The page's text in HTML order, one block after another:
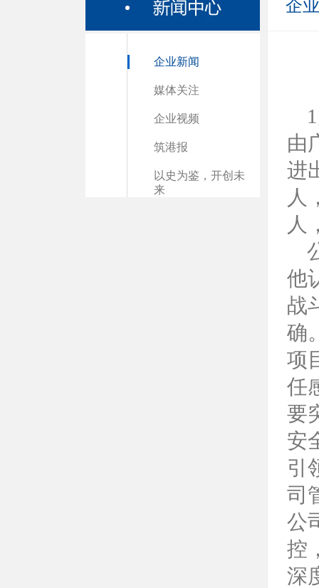
企业新闻
媒体关注
企业视频
筑港报
以史为鉴，开创未
来
企
由
进
人
人
他
战
确
项
任
要
安
引
司
公
控
深